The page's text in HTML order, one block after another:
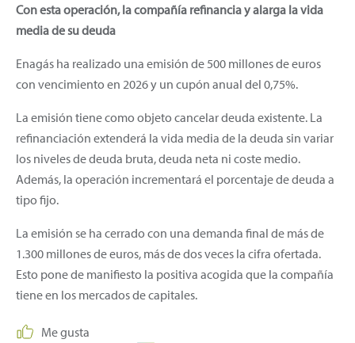
Con esta operación, la compañía refinancia y alarga la vida
media de su deuda
Enagás ha realizado una emisión de 500 millones de euros
con vencimiento en 2026 y un cupón anual del 0,75%.
La emisión tiene como objeto cancelar deuda existente. La
refinanciación extenderá la vida media de la deuda sin variar
los niveles de deuda bruta, deuda neta ni coste medio.
Además, la operación incrementará el porcentaje de deuda a
tipo fijo.
La emisión se ha cerrado con una demanda final de más de
1.300 millones de euros, más de dos veces la cifra ofertada.
Esto pone de manifiesto la positiva acogida que la compañía
tiene en los mercados de capitales.
Me gusta